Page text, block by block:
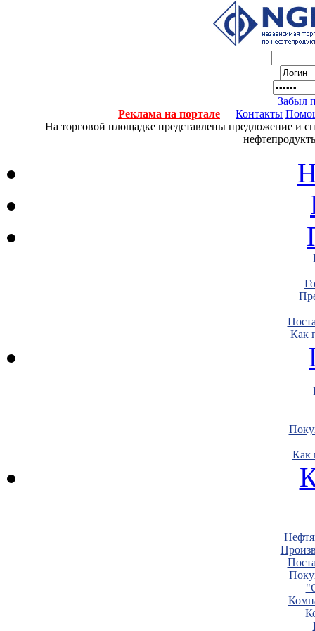
Забыл
Реклама на портале
Контакты
На торговой площадке представлены предложение и
Как
Как